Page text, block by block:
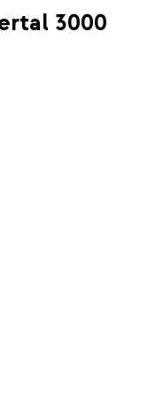
3000